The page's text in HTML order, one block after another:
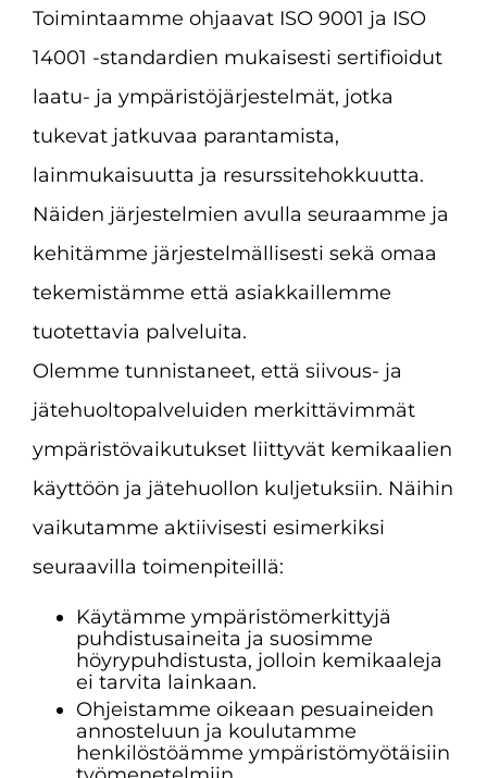
Toimintaamme ohjaavat ISO 9001 ja ISO
14001 -standardien mukaisesti sertifioidut
laatu- ja ympäristöjärjestelmät, jotka
tukevat jatkuvaa parantamista,
lainmukaisuutta ja resurssitehokkuutta.
Näiden järjestelmien avulla seuraamme ja
kehitämme järjestelmällisesti sekä omaa
tekemistämme että asiakkaillemme
tuotettavia palveluita.
Olemme tunnistaneet, että siivous- ja
jätehuoltopalveluiden merkittävimmät
ympäristövaikutukset liittyvät kemikaalien
käyttöön ja jätehuollon kuljetuksiin. Näihin
vaikutamme aktiivisesti esimerkiksi
seuraavilla toimenpiteillä:
Käytämme ympäristömerkittyjä
puhdistusaineita ja suosimme
höyrypuhdistusta, jolloin kemikaaleja
ei tarvita lainkaan.
Ohjeistamme oikeaan pesuaineiden
annosteluun ja koulutamme
henkilöstöämme ympäristömyötäisiin